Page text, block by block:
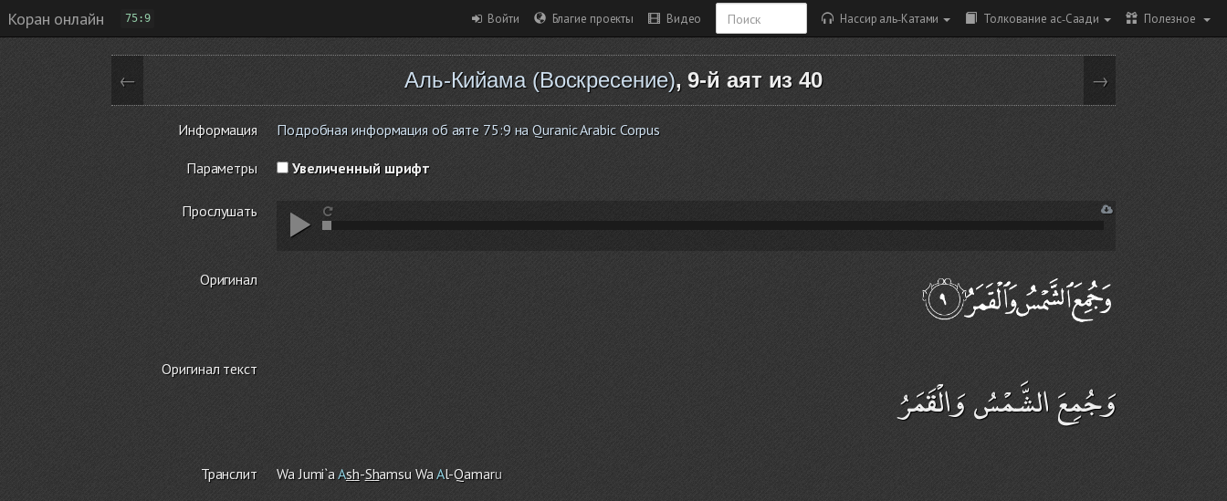
Коран онлайн 75:9 Войти Благие проекты Видео Нассир аль-Катами Толкование ас-Саади Полезное
← Аль-Кийама (Воскресение), 9-й аят из 40 →
Информация Подробная информация об аяте 75:9 на Quranic Arabic Corpus
Параметры Увеличенный шрифт
Прослушать
Оригинал
Оригинал текст
وَجُمِعَ الشَّمْسُ وَالْقَمَرُ
Транслит Wa Jumi`aAsh-Shamsu WaAl-Qamaru